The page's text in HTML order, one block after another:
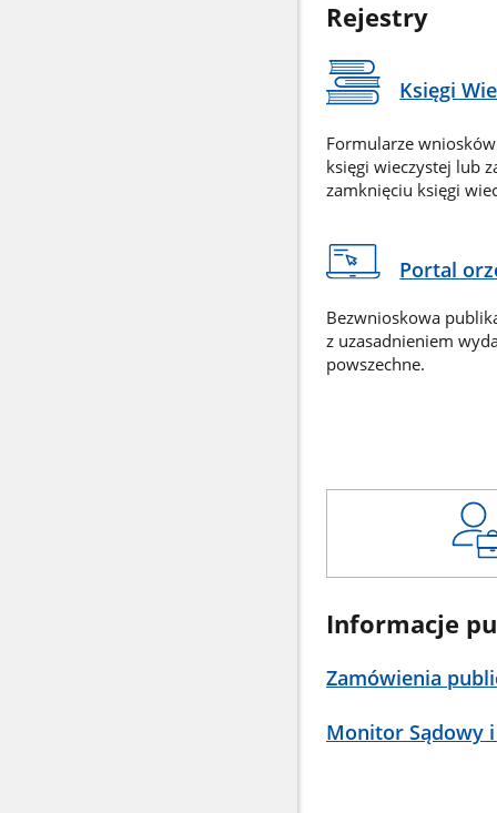
Rejestry
Księgi
Formularze
księgi wieczystej lub
zamknięciu księgi
Portal
Bezwnioskowa
z uzasadnieniem
powszechne.
Informacje
Zamówienia
Monitor Sądowy